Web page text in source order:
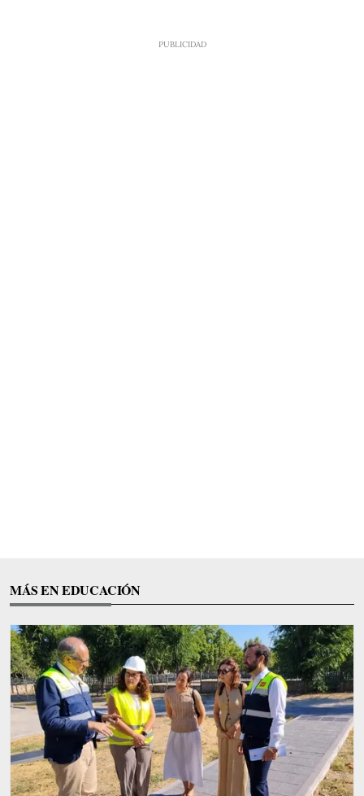
MÁS EN EDUCACIÓN